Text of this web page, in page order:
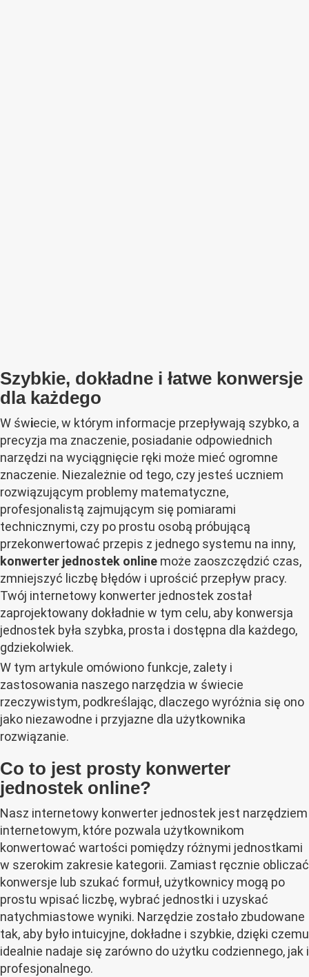
Szybkie, dokładne i łatwe konwersje
dla każdego
W świecie, w którym informacje przepływają szybko, a
precyzja ma znaczenie, posiadanie odpowiednich
narzędzi na wyciągnięcie ręki może mieć ogromne
znaczenie. Niezależnie od tego, czy jesteś uczniem
rozwiązującym problemy matematyczne,
profesjonalistą zajmującym się pomiarami
technicznymi, czy po prostu osobą próbującą
przekonwertować przepis z jednego systemu na inny,
konwerter jednostek online może zaoszczędzić czas,
zmniejszyć liczbę błędów i uprościć przepływ pracy.
Twój internetowy konwerter jednostek został
zaprojektowany dokładnie w tym celu, aby konwersja
jednostek była szybka, prosta i dostępna dla każdego,
gdziekolwiek.
W tym artykule omówiono funkcje, zalety i
zastosowania naszego narzędzia w świecie
rzeczywistym, podkreślając, dlaczego wyróżnia się ono
jako niezawodne i przyjazne dla użytkownika
rozwiązanie.
Co to jest prosty konwerter
jednostek online?
Nasz internetowy konwerter jednostek jest narzędziem
internetowym, które pozwala użytkownikom
konwertować wartości pomiędzy różnymi jednostkami
w szerokim zakresie kategorii. Zamiast ręcznie obliczać
konwersje lub szukać formuł, użytkownicy mogą po
prostu wpisać liczbę, wybrać jednostki i uzyskać
natychmiastowe wyniki. Narzędzie zostało zbudowane
tak, aby było intuicyjne, dokładne i szybkie, dzięki czemu
idealnie nadaje się zarówno do użytku codziennego, jak i
profesjonalnego.